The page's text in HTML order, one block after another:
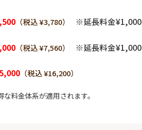
（税込 ¥3,780） ※延長料金¥1,000
（税込 ¥7,560） ※延長料金¥1,000
（税込 ¥16,200）
料金体系が適用されます。